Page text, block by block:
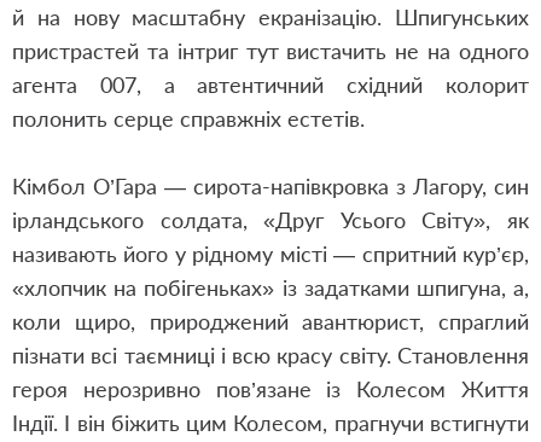
й на нову масштабну екранізацію. Шпигунських
пристрастей та інтриг тут вистачить не на одного
агента 007, а автентичний східний колорит
полонить серце справжніх естетів.
Кімбол О’Гара — сирота-напівкровка з Лагору, син
ірландського солдата, «Друг Усього Світу», як
називають його у рідному місті — спритний кур’єр,
«хлопчик на побігеньках» із задатками шпигуна, а,
коли щиро, природжений авантюрист, спраглий
пізнати всі таємниці і всю красу світу. Становлення
героя нерозривно пов’язане із Колесом Життя
Індії. І він біжить цим Колесом, прагнучи встигнути